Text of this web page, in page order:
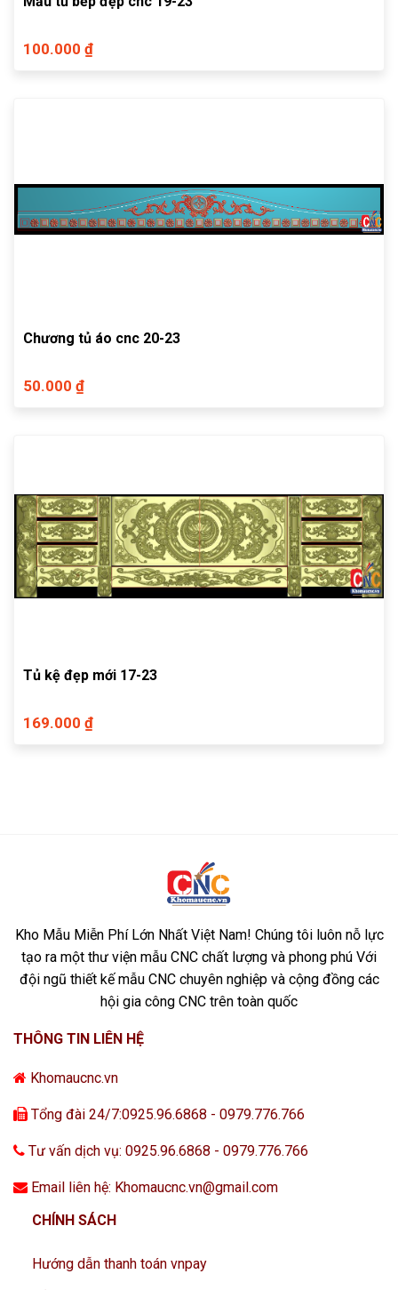
100.000 ₫
Chương tủ áo cnc 20-23
50.000 ₫
Tủ kệ đẹp mới 17-23
169.000 ₫
Kho Mẫu Miễn Phí Lớn Nhất Việt Nam! Chúng tôi luôn nỗ lực
tạo ra một thư viện mẫu CNC chất lượng và phong phú Với
đội ngũ thiết kế mẫu CNC chuyên nghiệp và cộng đồng các
hội gia công CNC trên toàn quốc
THÔNG TIN LIÊN HỆ
Khomaucnc.vn
Tổng đài 24/7:0925.96.6868 - 0979.776.766
Tư vấn dịch vụ: 0925.96.6868 - 0979.776.766
Email liên hệ: Khomaucnc.vn@gmail.com
CHÍNH SÁCH
Hướng dẫn thanh toán vnpay